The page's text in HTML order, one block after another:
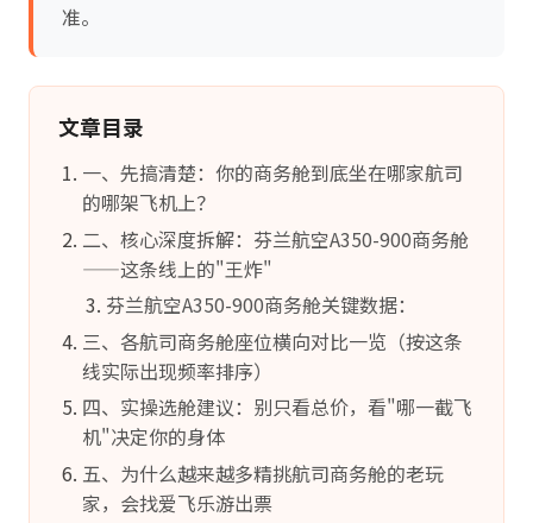
准。
文章目录
一、先搞清楚：你的商务舱到底坐在哪家航司
的哪架飞机上？
二、核心深度拆解：芬兰航空A350-900商务舱
——这条线上的"王炸"
芬兰航空A350-900商务舱关键数据：
三、各航司商务舱座位横向对比一览（按这条
线实际出现频率排序）
四、实操选舱建议：别只看总价，看"哪一截飞
机"决定你的身体
五、为什么越来越多精挑航司商务舱的老玩
家，会找爱飞乐游出票